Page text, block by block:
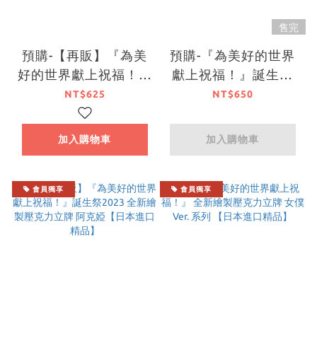
預購-【再販】『為美
好的世界獻上祝福！』
誕生祭2023 全新繪製
壓克力立牌 芸芸【日
本進口精品】
NT$625
加入購物車
售完
預購-『為美好的世界
獻上祝福！』誕生祭
2025 全新繪製壓克
口精品】
NT$650
加入購物車
會員獨享 會員獨享